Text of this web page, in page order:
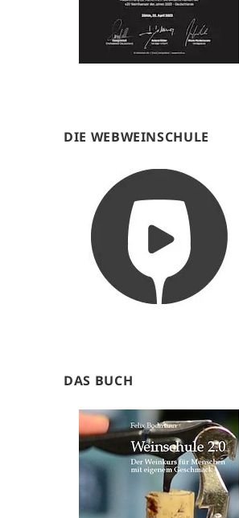
DIE WEBWEINSCHULE
DAS BUCH